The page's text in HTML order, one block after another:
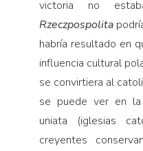
victoria no
Rzeczpospolita
habría resultado en
influencia cultural
se convirtiera al
se puede ver en la
uniata (iglesias
creyentes